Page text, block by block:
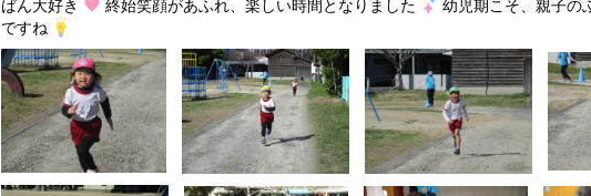
ですね